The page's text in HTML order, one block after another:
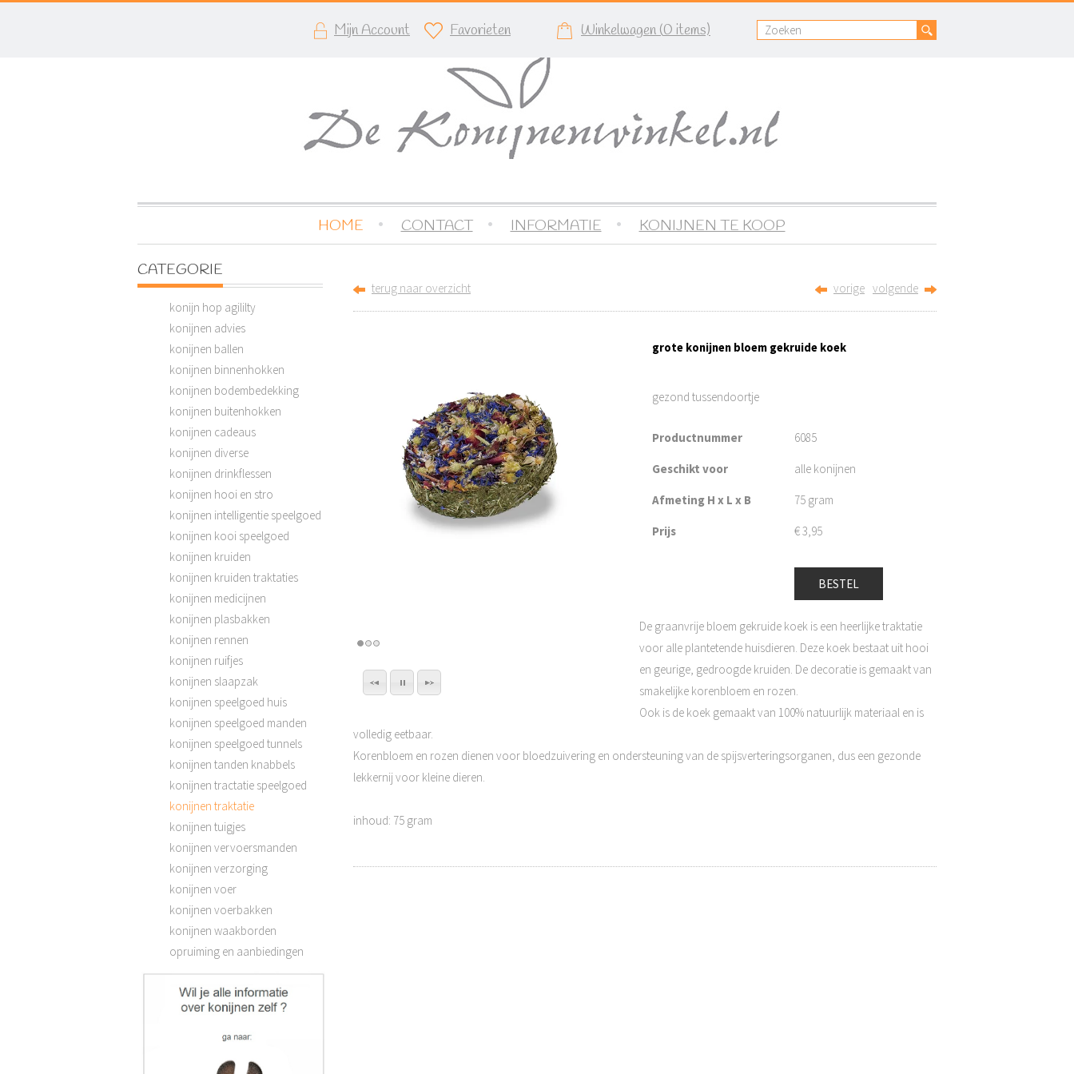
Mijn Account Favorieten Winkelwagen (0 items)
HOME CONTACT INFORMATIE KONIJNEN TE KOOP
CATEGORIE
konijn hop agililty
konijnen advies
konijnen ballen
konijnen binnenhokken
konijnen bodembedekking
konijnen buitenhokken
konijnen cadeaus
konijnen diverse
konijnen drinkflessen
konijnen hooi en stro
konijnen intelligentie speelgoed
konijnen kooi speelgoed
konijnen kruiden
konijnen kruiden traktaties
konijnen medicijnen
konijnen plasbakken
konijnen rennen
konijnen ruifjes
konijnen slaapzak
konijnen speelgoed huis
konijnen speelgoed manden
konijnen speelgoed tunnels
konijnen tanden knabbels
konijnen tractatie speelgoed
konijnen traktatie
konijnen tuigjes
konijnen vervoersmanden
konijnen verzorging
konijnen voer
konijnen voerbakken
konijnen waakborden
opruiming en aanbiedingen
terug naar overzicht vorige volgende
grote konijnen bloem gekruide koek
gezond tussendoortje
Productnummer 6085
Geschikt voor alle konijnen
Afmeting H x L x B 75 gram
Prijs €3,95
BESTEL
De graanvrije bloem gekruide koek is een heerlijke traktatie
voor alle plantetende huisdieren. Deze koek bestaat uit hooi
en geurige, gedroogde kruiden. De decoratie is gemaakt van
smakelijke korenbloem en rozen.
Ook is de koek gemaakt van 100% natuurlijk materiaal en is
volledig eetbaar.
Korenbloem en rozen dienen voor bloedzuivering en ondersteuning van de spijsverteringsorganen, dus een gezonde
lekkernij voor kleine dieren.
inhoud: 75 gram